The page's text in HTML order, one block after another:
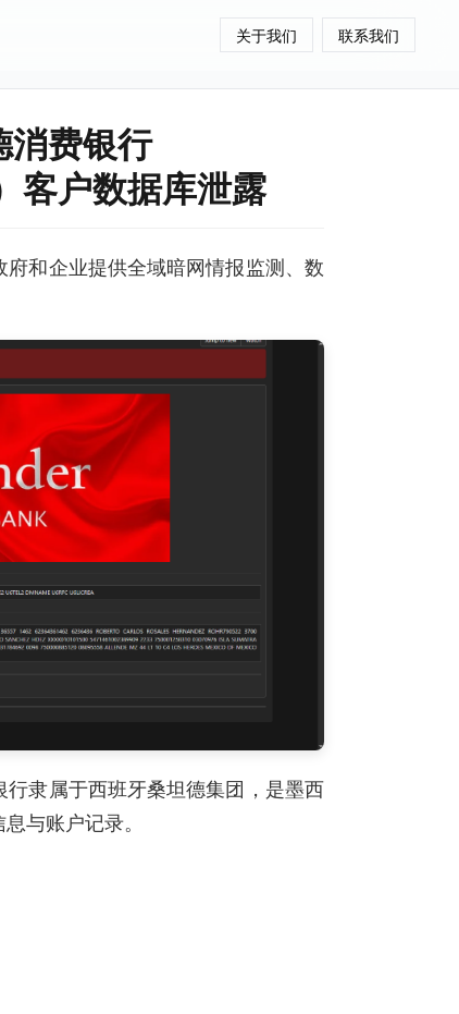
关于我们 联系我们
消费银行
客户数据库泄露
和企业提供全域暗网情报监测、数
隶属于西班牙桑坦德集团，是墨西
与账户记录。